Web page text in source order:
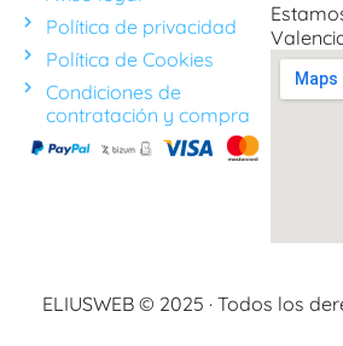
Política de privacidad
Política de Cookies
Condiciones de
contratación y compra
ELIUSWEB © 2025 · Todos los